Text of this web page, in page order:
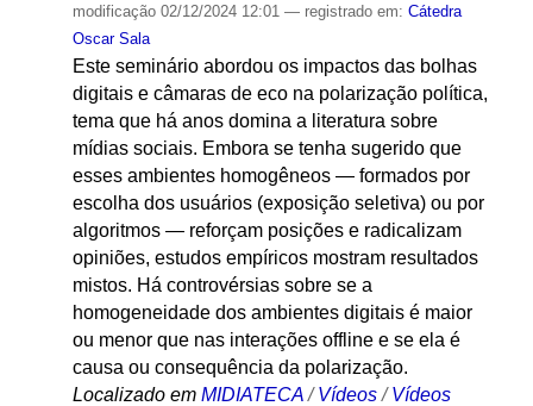
modificação02/12/2024 12:01 — registrado em: Cátedra
Oscar Sala
Este seminário abordou os impactos das bolhas
digitais e câmaras de eco na polarização política,
tema que há anos domina a literatura sobre
mídias sociais. Embora se tenha sugerido que
esses ambientes homogêneos — formados por
escolha dos usuários (exposição seletiva) ou por
algoritmos — reforçam posições e radicalizam
opiniões, estudos empíricos mostram resultados
mistos. Há controvérsias sobre se a
homogeneidade dos ambientes digitais é maior
ou menor que nas interações offline e se ela é
causa ou consequência da polarização.
Localizado em MIDIATECA /Vídeos /Vídeos